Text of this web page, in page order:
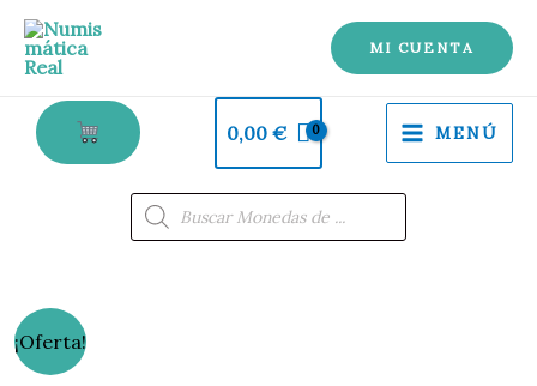
MI CUENTA
0,00 € MENÚ
Búsqueda
de
productos
¡Oferta!
ESPAÑA
2022
20
CENTIMOS
EUROS
COMUN
CERVANTES
-